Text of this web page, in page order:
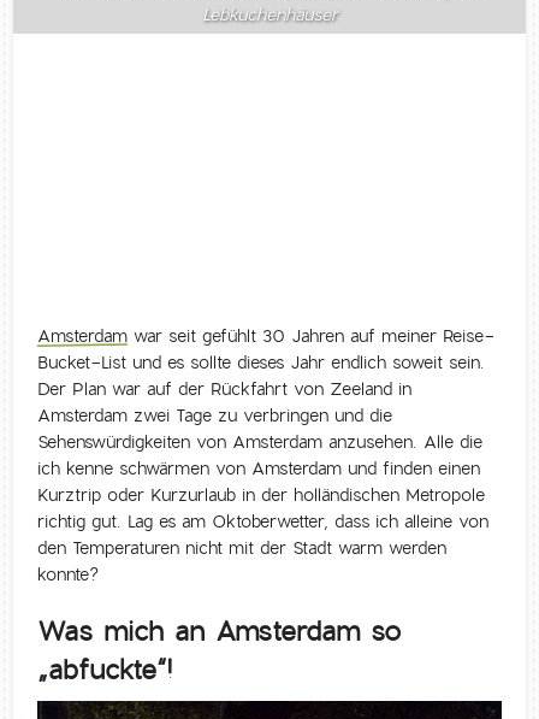
Lebkuchenhäuser
Amsterdam war seit gefühlt 30 Jahren auf meiner Reise-
Bucket-List und es sollte dieses Jahr endlich soweit sein.
Der Plan war auf der Rückfahrt von Zeeland in
Amsterdam zwei Tage zu verbringen und die
Sehenswürdigkeiten von Amsterdam anzusehen. Alle die
ich kenne schwärmen von Amsterdam und finden einen
Kurztrip oder Kurzurlaub in der holländischen Metropole
richtig gut. Lag es am Oktoberwetter, dass ich alleine von
den Temperaturen nicht mit der Stadt warm werden
konnte?
Was mich an Amsterdam so
„abfuckte“!